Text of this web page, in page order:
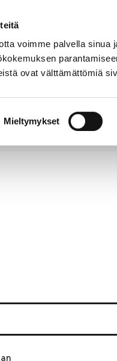
voimme palvella sinua
ovat välttämättömiä
Mieltymykset